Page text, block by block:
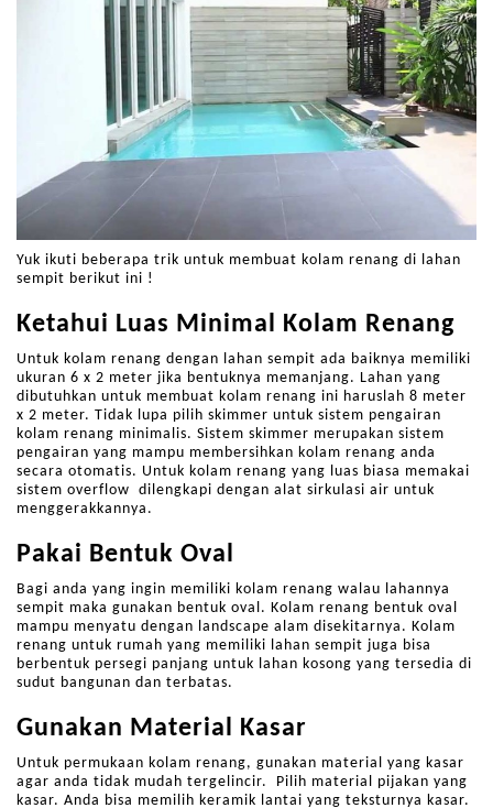
Yuk ikuti beberapa trik untuk membuat kolam renang di lahan
sempit berikut ini !
Ketahui Luas Minimal Kolam Renang
Untuk kolam renang dengan lahan sempit ada baiknya memiliki
ukuran 6 x 2 meter jika bentuknya memanjang. Lahan yang
dibutuhkan untuk membuat kolam renang ini haruslah 8 meter
x 2 meter. Tidak lupa pilih skimmer untuk sistem pengairan
kolam renang minimalis. Sistem skimmer merupakan sistem
pengairan yang mampu membersihkan kolam renang anda
secara otomatis. Untuk kolam renang yang luas biasa memakai
sistem overflow dilengkapi dengan alat sirkulasi air untuk
menggerakkannya.
Pakai Bentuk Oval
Bagi anda yang ingin memiliki kolam renang walau lahannya
sempit maka gunakan bentuk oval. Kolam renang bentuk oval
mampu menyatu dengan landscape alam disekitarnya. Kolam
renang untuk rumah yang memiliki lahan sempit juga bisa
berbentuk persegi panjang untuk lahan kosong yang tersedia di
sudut bangunan dan terbatas.
Gunakan Material Kasar
Untuk permukaan kolam renang, gunakan material yang kasar
agar anda tidak mudah tergelincir. Pilih material pijakan yang
kasar. Anda bisa memilih keramik lantai yang teksturnya kasar.